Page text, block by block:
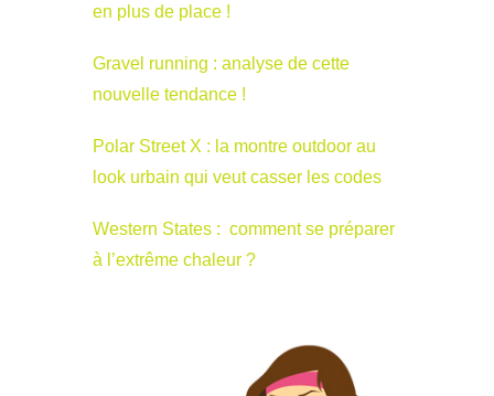
en plus de place !
Gravel running : analyse de cette
nouvelle tendance !
Polar Street X : la montre outdoor au
look urbain qui veut casser les codes
Western States : comment se préparer
à l’extrême chaleur ?